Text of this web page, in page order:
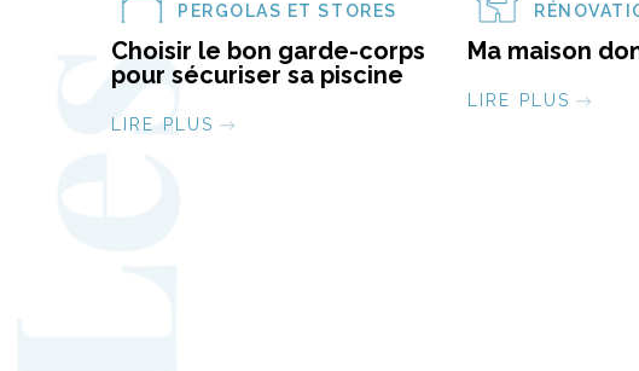
PERGOLAS ET STORES
Choisir le bon garde-corps
pour sécuriser sa piscine
LIRE PLUS
Ma maison
LIRE PLUS